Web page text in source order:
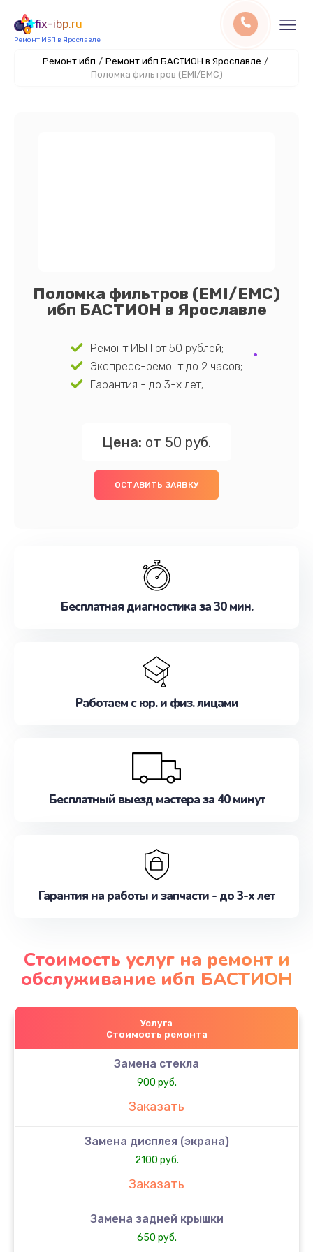
fix-ibp.ru
Ремонт ИБП в Ярославле
Ремонт ибп / Ремонт ибп БАСТИОН в Ярославле /
Поломка фильтров (EMI/EMC)
Поломка фильтров (EMI/EMC)
ибп БАСТИОН в Ярославле
Ремонт ИБП от 50 рублей;
Экспресс-ремонт до 2 часов;
Гарантия - до 3-х лет;
Цена: от 50 руб.
ОСТАВИТЬ ЗАЯВКУ
Бесплатная диагностика за 30 мин.
Работаем с юр. и физ. лицами
Бесплатный выезд мастера за 40 минут
Гарантия на работы и запчасти - до 3-х лет
Стоимость услуг на ремонт и
обслуживание ибп БАСТИОН
Услуга
Стоимость ремонта
Замена стекла
900 руб.
Заказать
Замена дисплея (экрана)
2100 руб.
Заказать
Замена задней крышки
650 руб.